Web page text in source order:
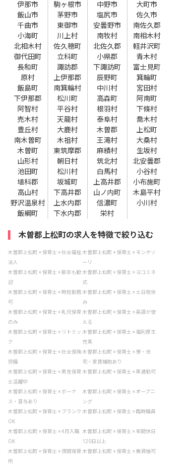
伊那市
駒ヶ根市 中野市
大町市
飯山市
茅野市 塩尻市
佐久市
千曲市
東御市 安曇野市
南佐久郡
小海町
川上村 南牧村
南相木村
北相木村
佐久穂町 北佐久郡
軽井沢町
御代田町
立科町 小県郡
青木村
長和町
諏訪郡 下諏訪町
富士見町
原村
上伊那郡 辰野町
箕輪町
飯島町
南箕輪村 中川村
宮田村
下伊那郡
松川町 高森町
阿南町
阿智村
平谷村 根羽村
下條村
売木村
天龍村 泰阜村
喬木村
豊丘村
大鹿村 木曽郡
上松町
南木曽町
木祖村 王滝村
大桑村
木曽町
東筑摩郡 麻績村
生坂村
山形村
朝日村 筑北村
北安曇郡
池田町
松川村 白馬村
小谷村
埴科郡
坂城町 上高井郡
小布施町
高山村
下高井郡 山ノ内町
木島平村
野沢温泉村
上水内郡 信濃町
小川村
飯綱町
下水内郡 栄村
木曽郡上松町の求人を特徴で絞り込む
木曽郡上松町 × 保育士 × 社会福祉
法人
木曽郡上松町 × 保育士 × モンテソ
ーリ
木曽郡上松町 × 保育士 × 新卒も歓
迎
木曽郡上松町 × 保育士 × ヨコミネ
式
木曽郡上松町 × 保育士 × 時短勤務
可
木曽郡上松町 × 保育士 × 土日祝休
み
木曽郡上松町 × 保育士 × 乳児保育
のみ
木曽郡上松町 × 保育士 × 英語が使
える
木曽郡上松町 × 保育士 × リトミッ
ク
木曽郡上松町 × 保育士 × 福利厚生
充実
木曽郡上松町 × 保育士 × 社会保険
完備
木曽郡上松町 × 保育士 × 寮・住
宅・家賃補助あり
木曽郡上松町 × 保育士 × 男性保育
士活躍中
木曽郡上松町 × 保育士 × 車通勤可
木曽郡上松町 × 保育士 × ボーナ
ス・賞与あり
木曽郡上松町 × 保育士 × オープニ
ング
木曽郡上松町 × 保育士 × ブランク
OK
木曽郡上松町 × 保育士 × 臨時職員
木曽郡上松町 × 保育士 × 4月入職
OK
木曽郡上松町 × 保育士 × 年間休日
120日以上
木曽郡上松町 × 保育士 × 夜間保育
所
木曽郡上松町 × 保育士 × 無資格可